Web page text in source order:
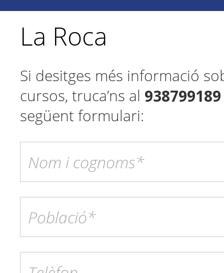
La Roca
Si desitges més informació
cursos, truca’ns al 938799189
següent formulari: